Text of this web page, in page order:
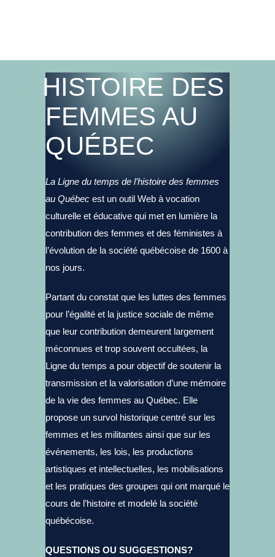
HISTOIRE DES
FEMMES AU
QUÉBEC
La Ligne du temps de l’histoire des femmes
au Québec est un outil Web à vocation
culturelle et éducative qui met en lumière la
contribution des femmes et des féministes à
l’évolution de la société québécoise de 1600 à
nos jours.
Partant du constat que les luttes des femmes
pour l’égalité et la justice sociale de même
que leur contribution demeurent largement
méconnues et trop souvent occultées, la
Ligne du temps a pour objectif de soutenir la
transmission et la valorisation d’une mémoire
de la vie des femmes au Québec. Elle
propose un survol historique centré sur les
femmes et les militantes ainsi que sur les
événements, les lois, les productions
artistiques et intellectuelles, les mobilisations
et les pratiques des groupes qui ont marqué le
cours de l’histoire et modelé la société
québécoise.
QUESTIONS OU SUGGESTIONS?